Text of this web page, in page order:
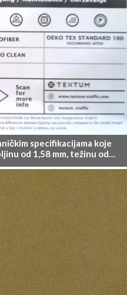
specifikacijama koje
od 1,58 mm, težinu od…